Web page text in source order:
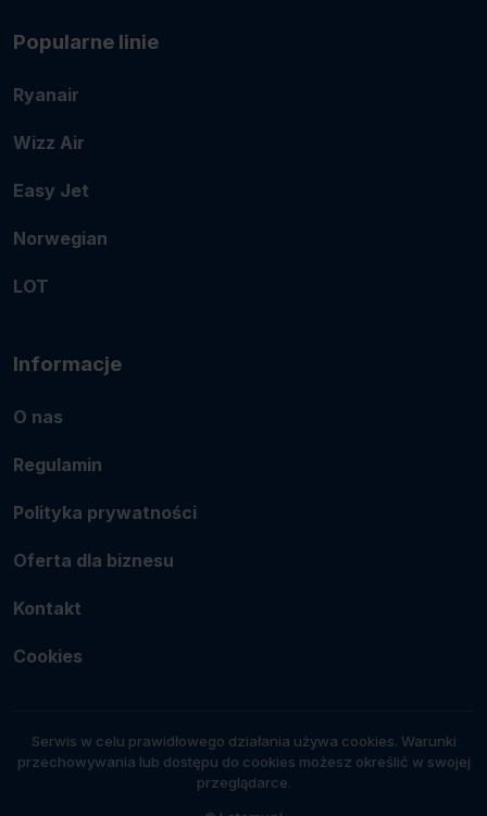
Popularne linie
Ryanair
Wizz Air
Easy Jet
Norwegian
LOT
Informacje
O nas
Regulamin
Polityka prywatności
Oferta dla biznesu
Kontakt
Cookies
Serwis w celu prawidłowego działania używa cookies. Warunki
przechowywania lub dostępu do cookies możesz określić w swojej
przeglądarce.